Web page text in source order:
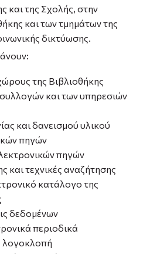
και της Σχολής, στην
και των τμημάτων της
δικτύωσης.
της Βιβλιοθήκης
και των υπηρεσιών
και δανεισμού υλικού
πηγών
πηγών
και τεχνικές αναζήτησης
κατάλογο της
δεδομένων
περιοδικά
λογοκλοπή